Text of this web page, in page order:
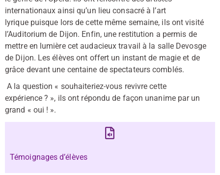
internationaux ainsi qu’un lieu consacré à l’art
lyrique puisque lors de cette même semaine, ils ont visité
l’Auditorium de Dijon. Enfin, une restitution a permis de
mettre en lumière cet audacieux travail à la salle Devosge
de Dijon. Les élèves ont offert un instant de magie et de
grâce devant une centaine de spectateurs comblés.
A la question « souhaiteriez-vous revivre cette
expérience ? », ils ont répondu de façon unanime par un
grand « oui ! ».
Témoignages d’élèves